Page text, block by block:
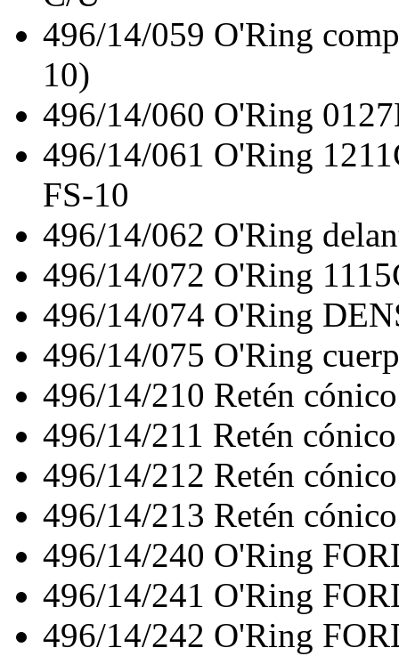
496/14/059 O'Ring
10)
496/14/060 O'Ring
496/14/061 O'Ring
FS-10
496/14/062 O'Ring
496/14/072 O'Ring
496/14/074 O'Ring
496/14/075 O'Ring
496/14/210 Retén
496/14/211 Retén
496/14/212 Retén
496/14/213 Retén
496/14/240 O'Ring
496/14/241 O'Ring
496/14/242 O'Ring